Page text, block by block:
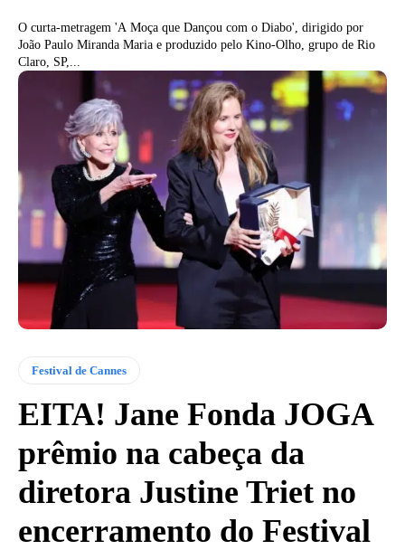
O curta-metragem 'A Moça que Dançou com o Diabo', dirigido por
João Paulo Miranda Maria e produzido pelo Kino-Olho, grupo de Rio
Claro, SP,...
Festival de Cannes
EITA! Jane Fonda JOGA
prêmio na cabeça da
diretora Justine Triet no
encerramento do Festival